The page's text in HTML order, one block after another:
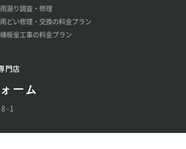
雨漏り調査・修理
雨どい修理・交換の料金プラン
棟板金工事の料金プラン
門店
1